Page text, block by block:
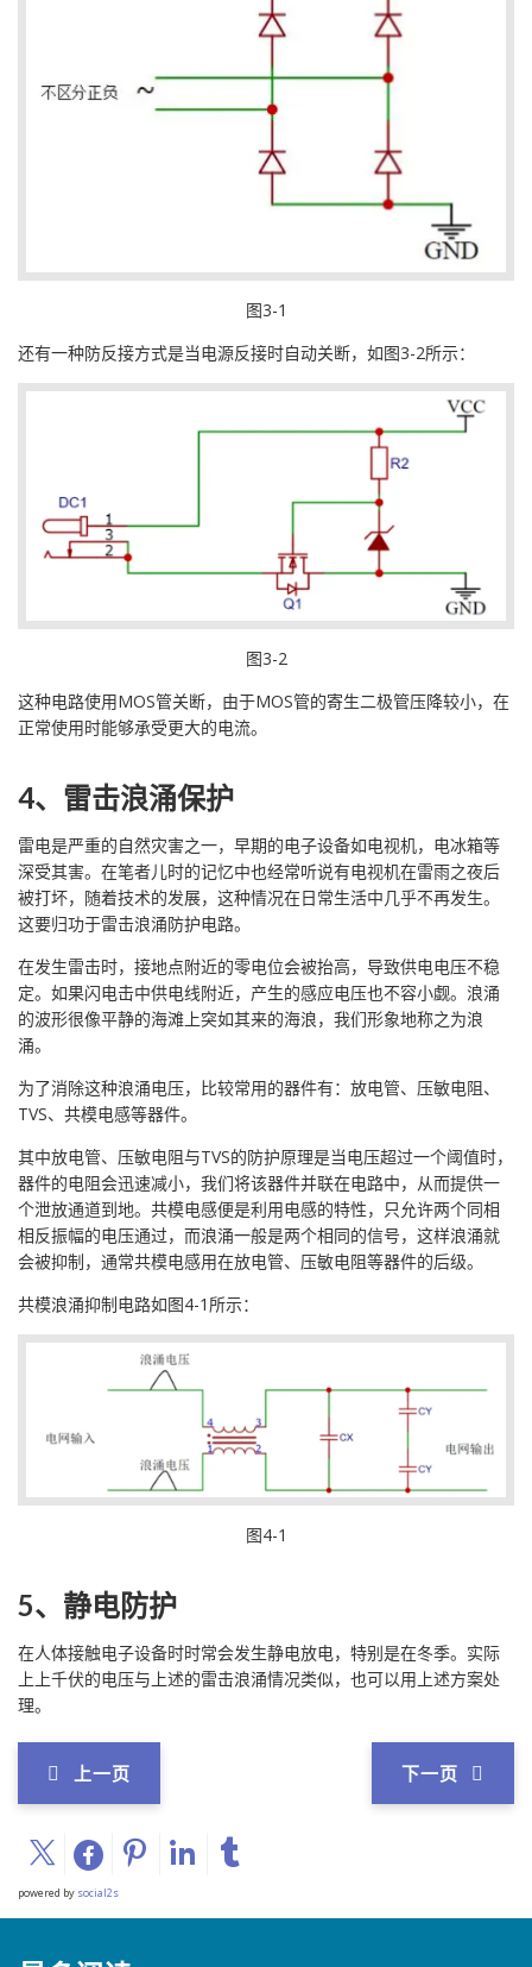
图3-1
还有一种防反接方式是当电源反接时自动关断，如图3-2所示：
图3-2
这种电路使用MOS管关断，由于MOS管的寄生二极管压降较小，在
正常使用时能够承受更大的电流。
4、雷击浪涌保护
雷电是严重的自然灾害之一，早期的电子设备如电视机，电冰箱等
深受其害。在笔者儿时的记忆中也经常听说有电视机在雷雨之夜后
被打坏，随着技术的发展，这种情况在日常生活中几乎不再发生。
这要归功于雷击浪涌防护电路。
在发生雷击时，接地点附近的零电位会被抬高，导致供电电压不稳
定。如果闪电击中供电线附近，产生的感应电压也不容小觑。浪涌
的波形很像平静的海滩上突如其来的海浪，我们形象地称之为浪
涌。
为了消除这种浪涌电压，比较常用的器件有：放电管、压敏电阻、
TVS、共模电感等器件。
其中放电管、压敏电阻与TVS的防护原理是当电压超过一个阈值时，
器件的电阻会迅速减小，我们将该器件并联在电路中，从而提供一
个泄放通道到地。共模电感便是利用电感的特性，只允许两个同相
相反振幅的电压通过，而浪涌一般是两个相同的信号，这样浪涌就
会被抑制，通常共模电感用在放电管、压敏电阻等器件的后级。
共模浪涌抑制电路如图4-1所示：
图4-1
5、静电防护
在人体接触电子设备时时常会发生静电放电，特别是在冬季。实际
上上千伏的电压与上述的雷击浪涌情况类似，也可以用上述方案处
理。
上一页 下一页
powered by social2s